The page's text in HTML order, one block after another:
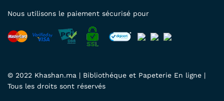
© 2022 Khashan.ma | Bibliothéque et Papeterie En ligne |
Tous les droits sont réservés
Nous utilisons le paiement sécurisé pour